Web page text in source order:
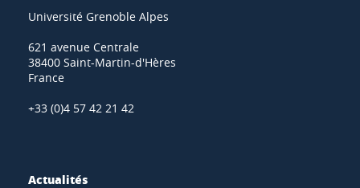
Université Grenoble Alpes
621 avenue Centrale
38400 Saint-Martin-d'Hères
France
+33 (0)4 57 42 21 42
Actualités